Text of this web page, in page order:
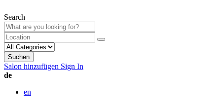
Search
Suchen
Salon hinzufügen Sign In
de
en